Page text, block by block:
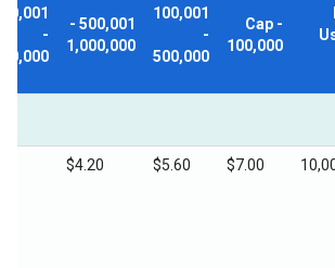
Cap -
100,000
100,001
-
500,000
500,001 -
1,000,000
-
$7.00
$5.60
$4.20